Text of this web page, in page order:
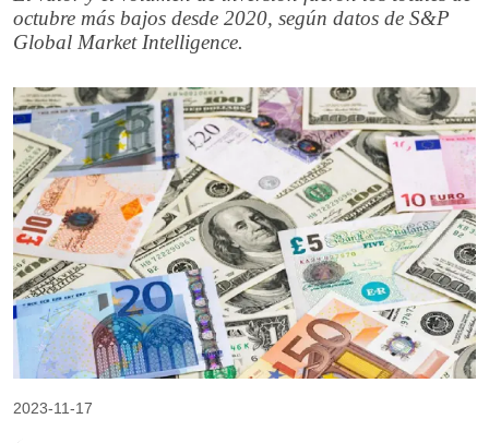
octubre más bajos desde 2020, según datos de S&P
Global Market Intelligence.
2023-11-17